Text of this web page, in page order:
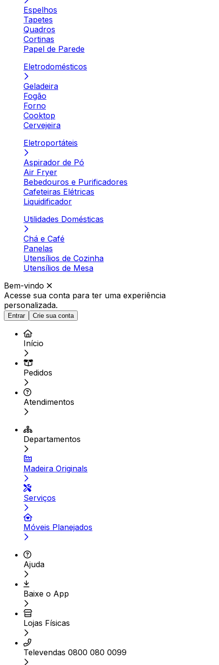
Espelhos
Tapetes
Quadros
Cortinas
Papel de Parede
Eletrodomésticos
Geladeira
Fogão
Forno
Cooktop
Cervejeira
Eletroportáteis
Aspirador de Pó
Air Fryer
Bebedouros e Purificadores
Cafeteiras Elétricas
Liquidificador
Utilidades Domésticas
Chá e Café
Panelas
Utensílios de Cozinha
Utensílios de Mesa
Bem-vindo
Acesse sua conta para ter uma experiência
personalizada.
Entrar Crie sua conta
Início
Pedidos
Atendimentos
Departamentos
Madeira Originals
Serviços
Móveis Planejados
Ajuda
Baixe o App
Lojas Físicas
Televendas 0800 080 0099